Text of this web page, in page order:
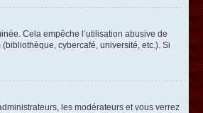
Cela empêche l’utilisation abusive de
cybercafé, université, etc.). Si
les modérateurs et vous verrez